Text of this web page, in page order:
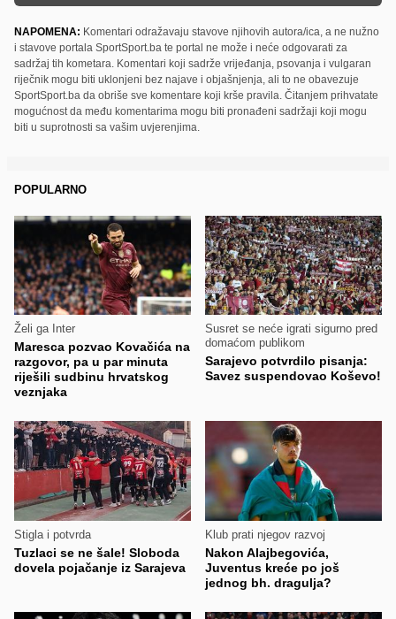
NAPOMENA: Komentari odražavaju stavove njihovih autora/ica, a ne nužno
i stavove portala SportSport.ba te portal ne može i neće odgovarati za
sadržaj tih kometara. Komentari koji sadrže vrijeđanja, psovanja i vulgaran
riječnik mogu biti uklonjeni bez najave i objašnjenja, ali to ne obavezuje
SportSport.ba da obriše sve komentare koji krše pravila. Čitanjem prihvatate
mogućnost da među komentarima mogu biti pronađeni sadržaji koji mogu
biti u suprotnosti sa vašim uvjerenjima.
POPULARNO
Želi ga Inter
Maresca pozvao Kovačića na
razgovor, pa u par minuta
riješili sudbinu hrvatskog
veznjaka
Susret se neće igrati sigurno pred
domaćom publikom
Sarajevo potvrdilo pisanja:
Savez suspendovao Koševo!
Stigla i potvrda
Tuzlaci se ne šale! Sloboda
dovela pojačanje iz Sarajeva
Klub prati njegov razvoj
Nakon Alajbegovića,
Juventus kreće po još
jednog bh. dragulja?